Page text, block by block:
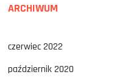
ARCHIWUM
czerwiec 2022
październik 2020